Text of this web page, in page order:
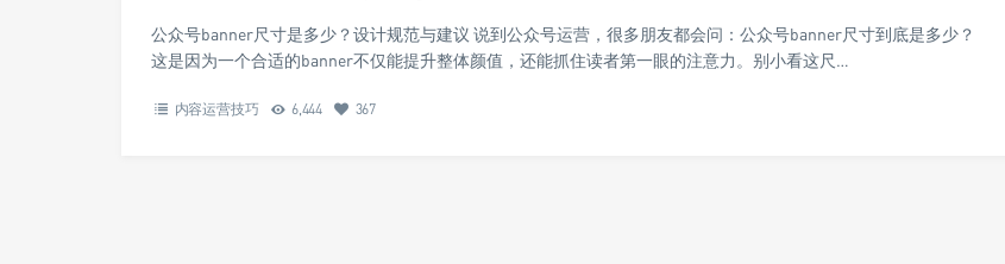
公众号banner尺寸是多少？设计规范与建议 说到公众号运营，很多朋友都会问：公众号banner尺寸到底是多少？
这是因为一个合适的banner不仅能提升整体颜值，还能抓住读者第一眼的注意力。别小看这尺…
内容运营技巧 6,444 367